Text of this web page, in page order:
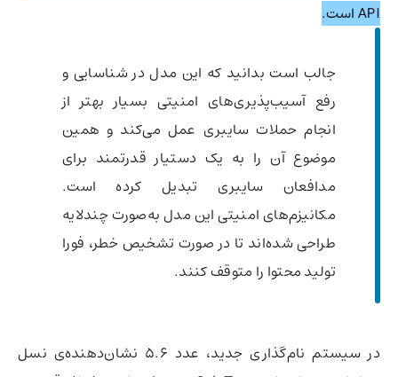
API است.
جالب است بدانید که این مدل در شناسایی و
رفع آسیب‌پذیری‌های امنیتی بسیار بهتر از
انجام حملات سایبری عمل می‌کند و همین
موضوع آن را به یک دستیار قدرتمند برای
مدافعان سایبری تبدیل کرده است.
مکانیزم‌های امنیتی این مدل به‌صورت چندلایه
طراحی شده‌اند تا در صورت تشخیص خطر، فورا
تولید محتوا را متوقف کنند.
در سیستم نام‌گذاری جدید، عدد ۵.۶ نشان‌دهنده‌ی نسل